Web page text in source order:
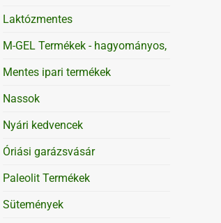
Laktózmentes
M-GEL Termékek - hagyományos,
Mentes ipari termékek
Nassok
Nyári kedvencek
Óriási garázsvásár
Paleolit Termékek
Sütemények